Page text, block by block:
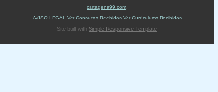
cartagena99.com
AVISO LEGAL
Ver Consultas Recibidas Ver Currículums Recibidos
Site built with Simple Responsive Template